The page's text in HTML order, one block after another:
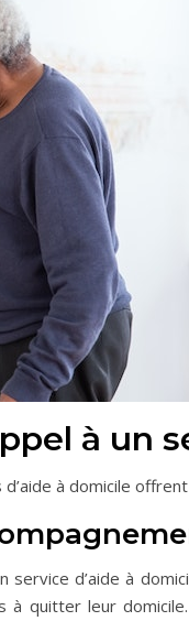
à un
à domicile
service d’aide à
quitter leur